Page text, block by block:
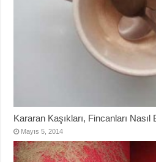
Kararan Kaşıkları, Fincanları
Mayıs 5, 2014